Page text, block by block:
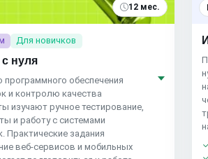
12 мес.
Для новичков
нуля
обеспечения
и контролю качества
изучают ручное тестирование,
и работу с системами
Практические задания
веб‑сервисов и мобильных